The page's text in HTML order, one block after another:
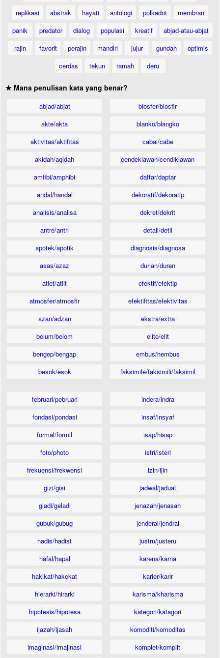
replikasi
abstrak hayati antologi polkadot
membran
panik
predator dialog populasi kreatif
abjad-atau-abjat
rajin
favorit perajin mandiri jujur gundah
optimis
cerdas
tekun ramah deru
★ Mana penulisan kata yang benar?
abjad/abjat
akte/akta
aktivitas/aktifitas
akidah/aqidah
amfibi/amphibi
andal/handal
analisis/analisa
antre/antri
apotek/apotik
asas/azaz
atlet/atlit
atmosfer/atmosfir
azan/adzan
belum/belom
bengep/bengap
besok/esok
biosfer/biosfir
blanko/blangko
cabai/cabe
cendekiawan/cendikiawan
daftar/daptar
dekoratif/dekoratip
dekret/dekrit
detail/detil
diagnosis/diagnosa
durian/duren
efektif/efektip
efektifitas/efektivitas
ekstra/extra
elite/elit
embus/hembus
faksimile/faksimili/faksimil
februari/pebruari
fondasi/pondasi
formal/formil
foto/photo
frekuensi/frekwensi
gizi/gisi
gladi/geladi
gubuk/gubug
hadis/hadist
hafal/hapal
hakikat/hakekat
hierarki/hirarki
hipotesis/hipotesa
ijazah/ijasah
imaginasi/imajinasi
indera/indra
insaf/insyaf
isap/hisap
istri/isteri
izin/ijin
jadwal/jadual
jenazah/jenasah
jenderal/jendral
justru/justeru
karena/karna
karier/karir
karisma/kharisma
kategori/katagori
komoditi/komoditas
komplet/komplit